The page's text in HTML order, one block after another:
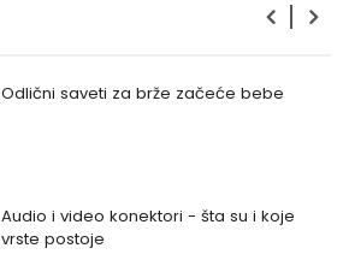
Odlični saveti za brže začeće bebe
Audio i video konektori - šta su i koje
vrste postoje